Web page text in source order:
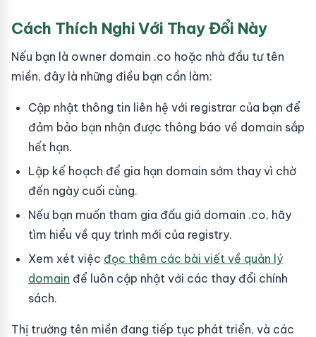
Cách Thích Nghi Với Thay Đổi Này
Nếu bạn là owner domain .co hoặc nhà đầu tư tên
miền, đây là những điều bạn cần làm:
Cập nhật thông tin liên hệ với registrar của bạn để
đảm bảo bạn nhận được thông báo về domain sắp
hết hạn.
Lập kế hoạch để gia hạn domain sớm thay vì chờ
đến ngày cuối cùng.
Nếu bạn muốn tham gia đấu giá domain .co, hãy
tìm hiểu về quy trình mới của registry.
Xem xét việc đọc thêm các bài viết về quản lý
domain để luôn cập nhật với các thay đổi chính
sách.
Thị trường tên miền đang tiếp tục phát triển, và các